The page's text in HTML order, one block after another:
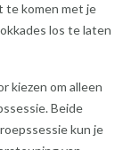
te komen met je
los te laten
kiezen om alleen
Beide
kun je